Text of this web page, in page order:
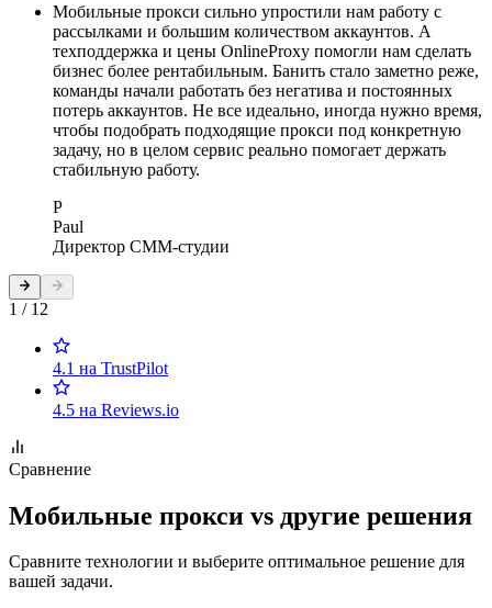
Мобильные прокси сильно упростили нам работу с
рассылками и большим количеством аккаунтов. А
техподдержка и цены OnlineProxy помогли нам сделать
бизнес более рентабильным. Банить стало заметно реже,
команды начали работать без негатива и постоянных
потерь аккаунтов. Не все идеально, иногда нужно время,
чтобы подобрать подходящие прокси под конкретную
задачу, но в целом сервис реально помогает держать
стабильную работу.
P
Paul
Директор СММ-студии
1 / 12
4.1 на TrustPilot
4.5 на Reviews.io
Сравнение
Мобильные прокси vs другие решения
Сравните технологии и выберите оптимальное решение для
вашей задачи.